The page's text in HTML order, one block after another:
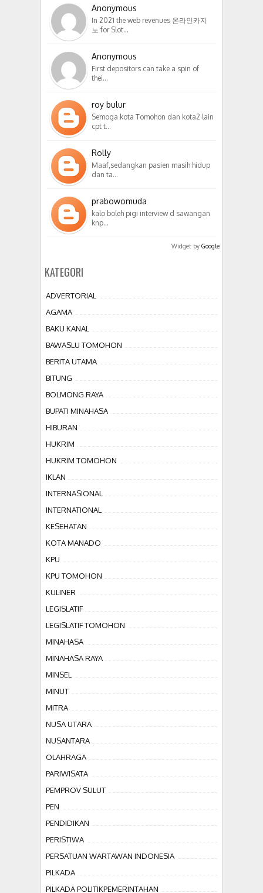
Anonymous
In 2021 the web revenues 온라인카지
노 for Slot…
Anonymous
First depositors can take a spin of
thei…
roy bulur
Semoga kota Tomohon dan kota2 lain
cpt t…
Rolly
Maaf,sedangkan pasien masih hidup
dan ta…
prabowomuda
kalo boleh pigi interview d sawangan
knp…
Widget by Google
KATEGORI
ADVERTORIAL
AGAMA
BAKU KANAL
BAWASLU TOMOHON
BERITA UTAMA
BITUNG
BOLMONG RAYA
BUPATI MINAHASA
HIBURAN
HUKRIM
HUKRIM TOMOHON
IKLAN
INTERNASIONAL
INTERNATIONAL
KESEHATAN
KOTA MANADO
KPU
KPU TOMOHON
KULINER
LEGISLATIF
LEGISLATIF TOMOHON
MINAHASA
MINAHASA RAYA
MINSEL
MINUT
MITRA
NUSA UTARA
NUSANTARA
OLAHRAGA
PARIWISATA
PEMPROV SULUT
PEN
PENDIDIKAN
PERISTIWA
PERSATUAN WARTAWAN INDONESIA
PILKADA
PILKADA POLITIKPEMERINTAHAN